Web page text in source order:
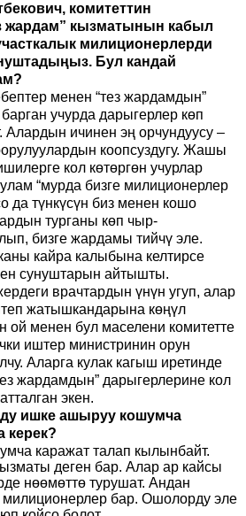
комитеттин
жардам” кызматынын кабыл
милиционерлерди
Бул кандай
менен “тез жардамдын”
учурда дарыгерлер көп
Алардын ичинен эң орчундуусу –
коопсуздугу. Жашы
кол көтөргөн учурлар
“мурда бизге милиционерлер
да түнкүсүн биз менен кошо
турганы көп чыр-
бизге жардамы тийчү эле.
кайра калыбына келтирсе
сунуштарын айтышты.
врачтардын үнүн угуп, алар
жатышкандарына көңүл
ой менен бул маселени комитетте
иштер министринин орун
Аларга кулак кагыш иретинде
жардамдын” дарыгерлерине кол
экен.
ишке ашыруу кошумча
керек?
каражат талап кылынбайт.
деген бар. Алар ар кайсы
нөөмөттө турушат. Андан
бар. Ошолорду эле